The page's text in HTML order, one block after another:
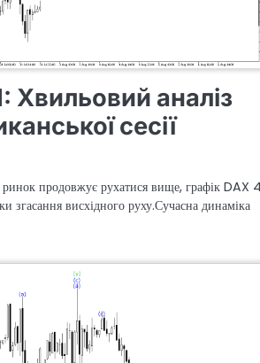
Хвильовий аналіз
сесії
продовжує рухатися вище, графік DAX
згасання висхідного руху.Сучасна динаміка